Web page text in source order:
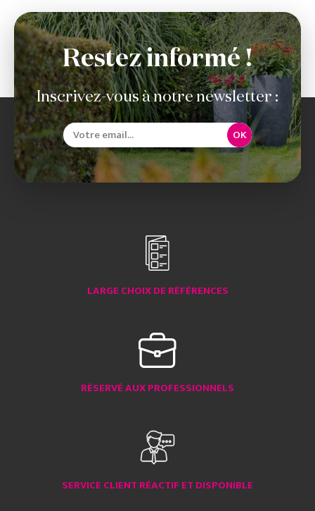
Restez informé !
Inscrivez-vous à notre newsletter :
OK
LARGE CHOIX DE RÉFÉRENCES
RÉSERVÉ AUX PROFESSIONNELS
SERVICE CLIENT RÉACTIF ET DISPONIBLE